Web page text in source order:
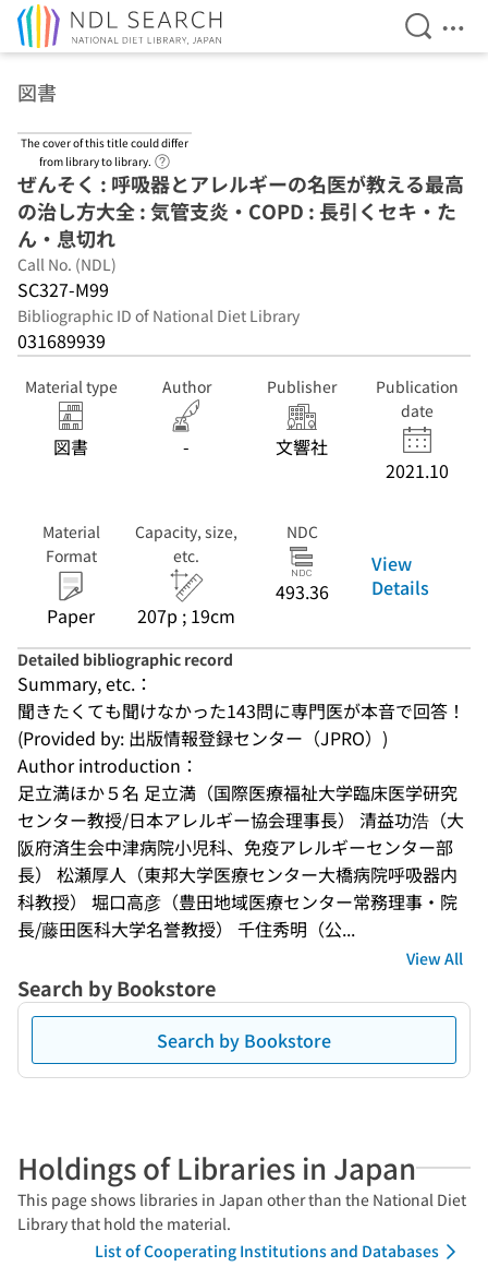
Open
図書
The cover of this title could differ
from library to library.
ぜんそく : 呼吸器とアレルギーの名医が教える最高
の治し方大全 : 気管支炎・COPD : 長引くセキ・た
ん・息切れ
Call No. (NDL)
SC327-M99
Bibliographic ID of National Diet Library
031689939
Material type
図書
Author
-
Publisher
文響社
Publication
date
2021.10
Material
Format
Paper
Capacity, size,
etc.
207p ; 19cm
NDC
493.36
View
Details
Detailed bibliographic record
Summary, etc.：
聞きたくても聞けなかった143問に専門医が本音で回答！
(Provided by: 出版情報登録センター（JPRO）)
Author introduction：
足立満ほか５名 足立満（国際医療福祉大学臨床医学研究
センター教授/日本アレルギー協会理事長） 清益功浩（大
阪府済生会中津病院小児科、免疫アレルギーセンター部
長） 松瀬厚人（東邦大学医療センター大橋病院呼吸器内
科教授） 堀口高彦（豊田地域医療センター常務理事・院
長/藤田医科大学名誉教授） 千住秀明（公...
View All
Search by Bookstore
Search by Bookstore
Holdings of Libraries in Japan
This page shows libraries in Japan other than the National Diet
Library that hold the material.
List of Cooperating Institutions and Databases